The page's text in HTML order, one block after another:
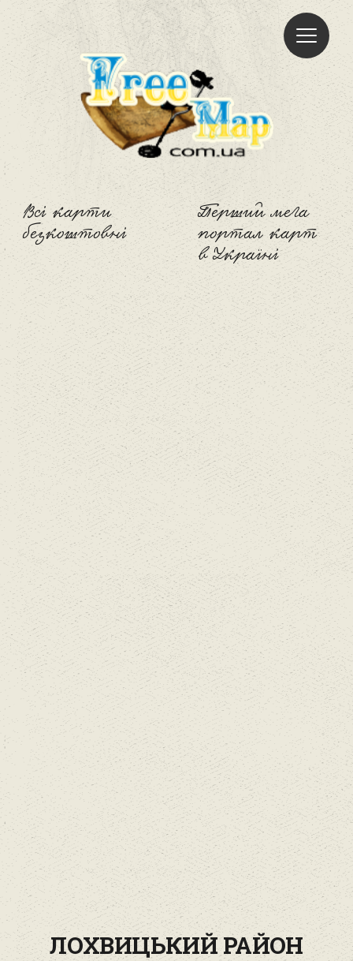
Всі карти
безкоштовні
Freemap
Перший мега
портал карт
в Україні
ЛОХВИЦЬКИЙ РАЙОН